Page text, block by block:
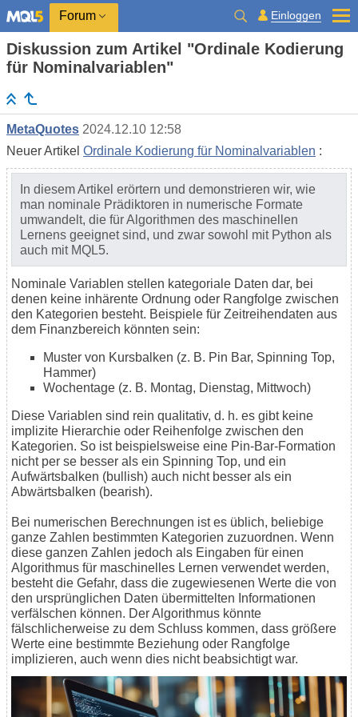
Forum Einloggen
Diskussion zum Artikel "Ordinale Kodierung
für Nominalvariablen"
MetaQuotes 2024.12.10 12:58
Neuer Artikel Ordinale Kodierung für Nominalvariablen :
In diesem Artikel erörtern und demonstrieren wir, wie
man nominale Prädiktoren in numerische Formate
umwandelt, die für Algorithmen des maschinellen
Lernens geeignet sind, und zwar sowohl mit Python als
auch mit MQL5.
Nominale Variablen stellen kategoriale Daten dar, bei
denen keine inhärente Ordnung oder Rangfolge zwischen
den Kategorien besteht. Beispiele für Zeitreihendaten aus
dem Finanzbereich könnten sein:
Muster von Kursbalken (z. B. Pin Bar, Spinning Top,
Hammer)
Wochentage (z. B. Montag, Dienstag, Mittwoch)
Diese Variablen sind rein qualitativ, d. h. es gibt keine
implizite Hierarchie oder Reihenfolge zwischen den
Kategorien. So ist beispielsweise eine Pin-Bar-Formation
nicht per se besser als ein Spinning Top, und ein
Aufwärtsbalken (bullish) auch nicht besser als ein
Abwärtsbalken (bearish).
Bei numerischen Berechnungen ist es üblich, beliebige
ganze Zahlen bestimmten Kategorien zuzuordnen. Wenn
diese ganzen Zahlen jedoch als Eingaben für einen
Algorithmus für maschinelles Lernen verwendet werden,
besteht die Gefahr, dass die zugewiesenen Werte die von
den ursprünglichen Daten übermittelten Informationen
verfälschen können. Der Algorithmus könnte
fälschlicherweise zu dem Schluss kommen, dass größere
Werte eine bestimmte Beziehung oder Rangfolge
implizieren, auch wenn dies nicht beabsichtigt war.